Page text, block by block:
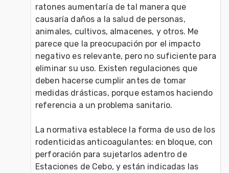
ratones aumentaría de tal manera que
causaría daños a la salud de personas,
animales, cultivos, almacenes, y otros. Me
parece que la preocupación por el impacto
negativo es relevante, pero no suficiente para
eliminar su uso. Existen regulaciones que
deben hacerse cumplir antes de tomar
medidas drásticas, porque estamos haciendo
referencia a un problema sanitario.
La normativa establece la forma de uso de los
rodenticidas anticoagulantes: en bloque, con
perforación para sujetarlos adentro de
Estaciones de Cebo, y están indicadas las